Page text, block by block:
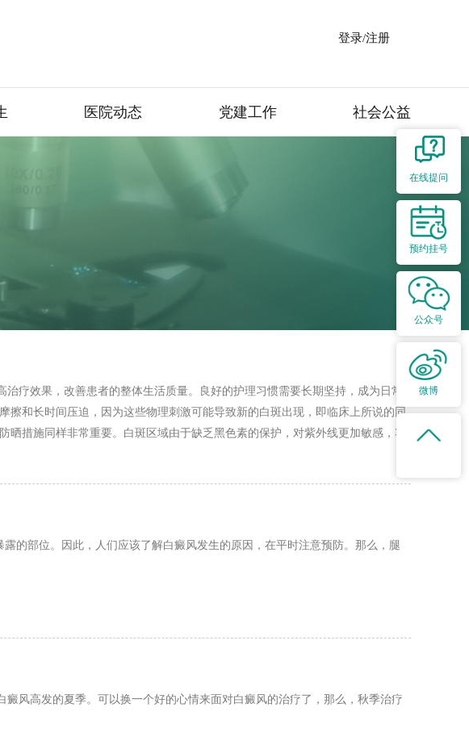
登录/注册
医院动态 党建工作 社会公益
疗效果，改善患者的整体生活质量。良好的护理习惯需要长期坚持，成为日常
和长时间压迫，因为这些物理刺激可能导致新的白斑出现，即临床上所说的同
措施同样非常重要。白斑区域由于缺乏黑色素的保护，对紫外线更加敏感，容
的时段更需注意防晒，保护皮肤免受紫外线伤害，减少白斑扩大的风险。 饮食
的部位。因此，人们应该了解白癜风发生的原因，在平时注意预防。那么，腿
风高发的夏季。可以换一个好的心情来面对白癜风的治疗了，那么，秋季治疗
在线提问
预约挂号
公众号
微博